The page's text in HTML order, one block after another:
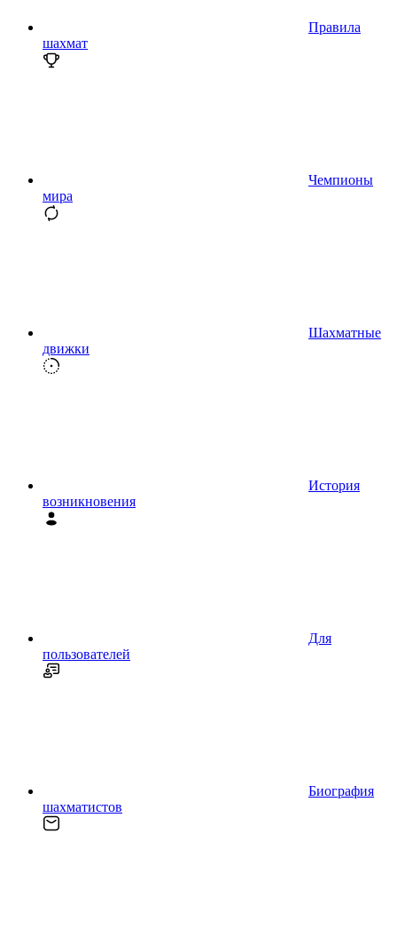
Правила
шахмат
Чемпионы
мира
Шахматные
движки
История
возникновения
Для
пользователей
Биография
шахматистов